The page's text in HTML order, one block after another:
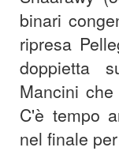
binari
ripresa
doppietta
Mancini
C'è tempo
nel finale